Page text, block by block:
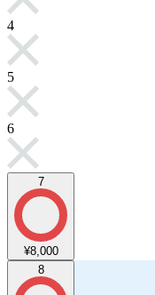
4
5
6
7
¥8,000
8